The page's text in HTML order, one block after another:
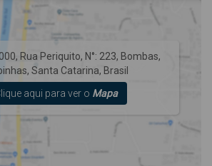
, Rua Periquito, N°: 223, Bombas,
, Santa Catarina, Brasil
aqui para ver o Mapa